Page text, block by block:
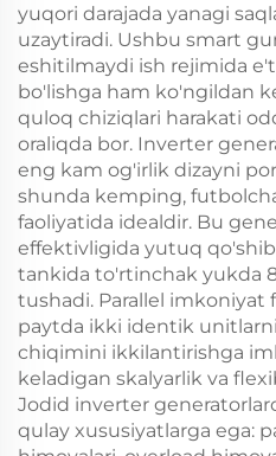
yuqori darajada yanagi
uzaytiradi. Ushbu smart
eshitilmaydi ish rejimida
bo'lishga ham ko'ngildan
quloq chiziqlari harakati
oraliqda bor. Inverter
eng kam og'irlik dizayni
shunda kemping,
faoliyatida idealdir. Bu
effektivligida yutuq
tankida to'rtinchak yukda
tushadi. Parallel imkoniyat
paytda ikki identik
chiqimini ikkilantirishga
keladigan skalyarlik va
Jodid inverter
qulay xususiyatlarga ega: